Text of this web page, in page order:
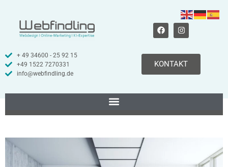
+ 49 34600 - 25 92 15
+49 1522 7270331
info@webfindling.de
KONTAKT